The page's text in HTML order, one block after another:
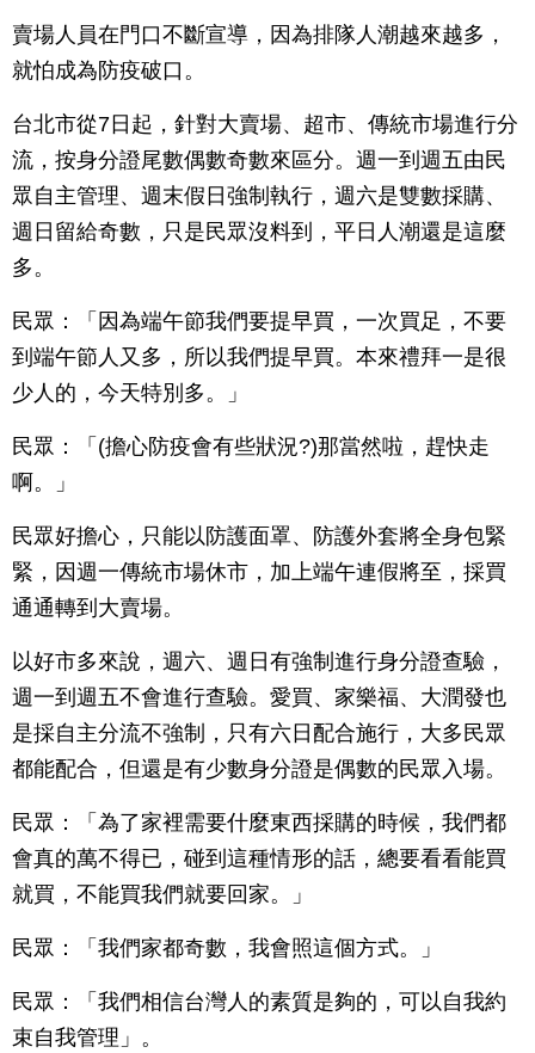
賣場人員在門口不斷宣導，因為排隊人潮越來越多，
就怕成為防疫破口。
台北市從7日起，針對大賣場、超市、傳統市場進行分
流，按身分證尾數偶數奇數來區分。週一到週五由民
眾自主管理、週末假日強制執行，週六是雙數採購、
週日留給奇數，只是民眾沒料到，平日人潮還是這麼
多。
民眾：「因為端午節我們要提早買，一次買足，不要
到端午節人又多，所以我們提早買。本來禮拜一是很
少人的，今天特別多。」
民眾：「(擔心防疫會有些狀況?)那當然啦，趕快走
啊。」
民眾好擔心，只能以防護面罩、防護外套將全身包緊
緊，因週一傳統市場休市，加上端午連假將至，採買
通通轉到大賣場。
以好市多來說，週六、週日有強制進行身分證查驗，
週一到週五不會進行查驗。愛買、家樂福、大潤發也
是採自主分流不強制，只有六日配合施行，大多民眾
都能配合，但還是有少數身分證是偶數的民眾入場。
民眾：「為了家裡需要什麼東西採購的時候，我們都
會真的萬不得已，碰到這種情形的話，總要看看能買
就買，不能買我們就要回家。」
民眾：「我們家都奇數，我會照這個方式。」
民眾：「我們相信台灣人的素質是夠的，可以自我約
束自我管理」。